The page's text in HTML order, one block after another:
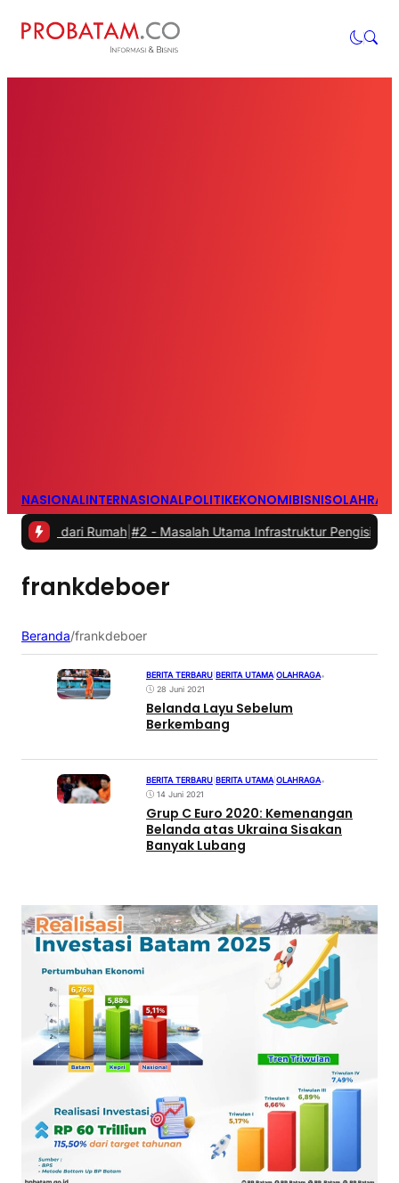
NASIONALINTERNASIONALPOLITIKEKONOMIBISNIS
dari Rumah |#2 -Masalah Utama Infrastruktur Pengisian Daya
frankdeboer
Beranda/frankdeboer
BERITA TERBARU BERITA UTAMA|OLAHRAGA•
28 Juni 2021
Belanda Layu Sebelum
Berkembang
BERITA TERBARU BERITA UTAMA|OLAHRAGA•
14 Juni 2021
Grup C Euro 2020: Kemenangan
Belanda atas Ukraina Sisakan
Banyak Lubang